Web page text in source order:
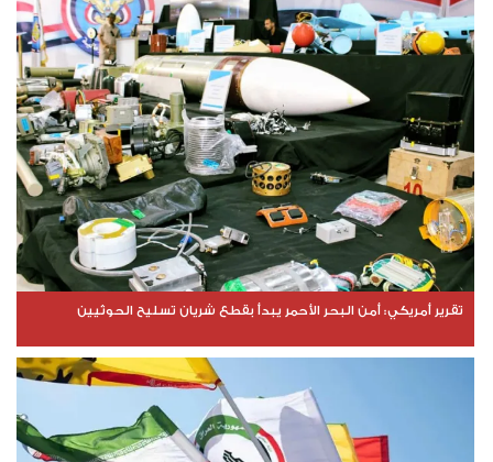
تقرير أمريكي: أمن البحر الأحمر يبدأ بقطع شريان تسليح الحوثيين